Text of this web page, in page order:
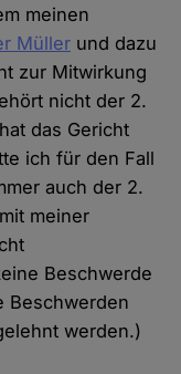
meinen
Müller und dazu
zur Mitwirkung
nicht der 2.
das Gericht
ich für den Fall
auch der 2.
meiner
Beschwerde
Beschwerden
werden.)